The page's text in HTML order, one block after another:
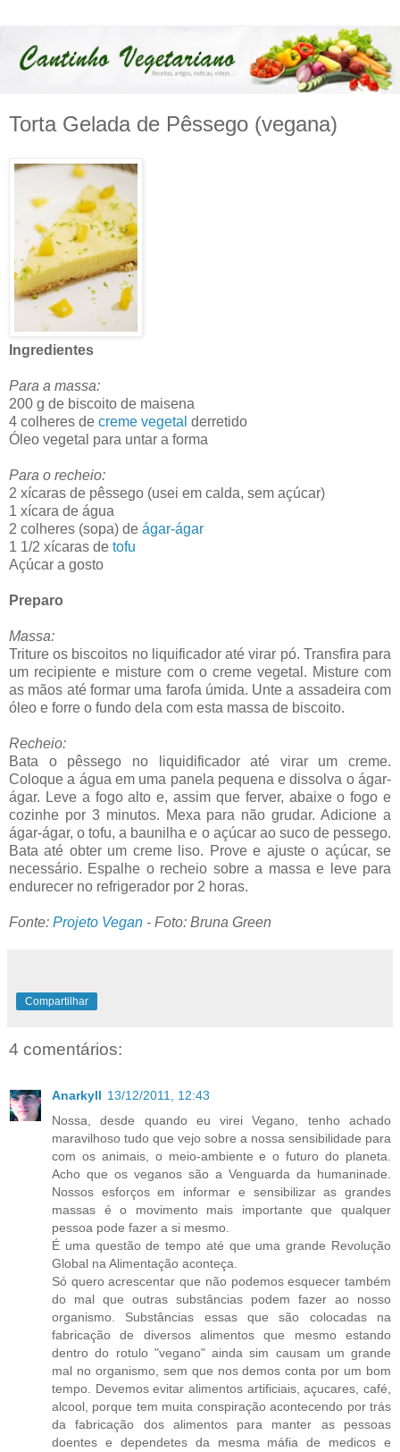
Torta Gelada de Pêssego (vegana)
Ingredientes
Para a massa:
200 g de biscoito de maisena
4 colheres de creme vegetal derretido
Óleo vegetal para untar a forma
Para o recheio:
2 xícaras de pêssego (usei em calda, sem açúcar)
1 xícara de água
2 colheres (sopa) de ágar-ágar
1 1/2 xícaras de tofu
Açúcar a gosto
Preparo
Massa:
Triture os biscoitos no liquificador até virar pó. Transfira para
um recipiente e misture com o creme vegetal. Misture com
as mãos até formar uma farofa úmida. Unte a assadeira com
óleo e forre o fundo dela com esta massa de biscoito.
Recheio:
Bata o pêssego no liquidificador até virar um creme.
Coloque a água em uma panela pequena e dissolva o ágar-
ágar. Leve a fogo alto e, assim que ferver, abaixe o fogo e
cozinhe por 3 minutos. Mexa para não grudar. Adicione a
ágar-ágar, o tofu, a baunilha e o açúcar ao suco de pessego.
Bata até obter um creme liso. Prove e ajuste o açúcar, se
necessário. Espalhe o recheio sobre a massa e leve para
endurecer no refrigerador por 2 horas.
Fonte: Projeto Vegan - Foto: Bruna Green
Compartilhar
4 comentários:
Anarkyll 13/12/2011, 12:43
Nossa, desde quando eu virei Vegano, tenho achado
maravilhoso tudo que vejo sobre a nossa sensibilidade para
com os animais, o meio-ambiente e o futuro do planeta.
Acho que os veganos são a Venguarda da humaninade.
Nossos esforços em informar e sensibilizar as grandes
massas é o movimento mais importante que qualquer
pessoa pode fazer a si mesmo.
É uma questão de tempo até que uma grande Revolução
Global na Alimentação aconteça.
Só quero acrescentar que não podemos esquecer também
do mal que outras substâncias podem fazer ao nosso
organismo. Substâncias essas que são colocadas na
fabricação de diversos alimentos que mesmo estando
dentro do rotulo "vegano" ainda sim causam um grande
mal no organismo, sem que nos demos conta por um bom
tempo. Devemos evitar alimentos artificiais, açucares, café,
alcool, porque tem muita conspiração acontecendo por trás
da fabricação dos alimentos para manter as pessoas
doentes e dependetes da mesma máfia de medicos e